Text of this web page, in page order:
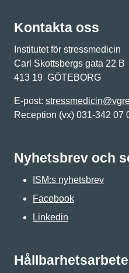
Kontakta oss
Institutet för stressmedicin
Carl Skottsbergs gata 22 B
413 19 GÖTEBORG
E-post:
Reception (vx) 031-342 07
Nyhetsbrev och
ISM:s nyhetsbrev
Facebook
Linkedin
Hållbarhetsarbete